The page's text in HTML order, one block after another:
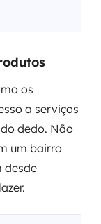
os
a serviços
dedo. Não
um bairro
desde